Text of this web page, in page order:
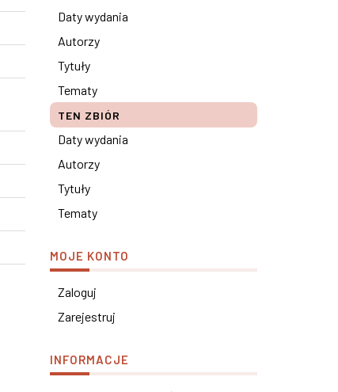
Daty wydania
Autorzy
Tytuły
Tematy
TEN ZBIÓR
Daty wydania
Autorzy
Tytuły
Tematy
MOJE KONTO
Zaloguj
Zarejestruj
INFORMACJE